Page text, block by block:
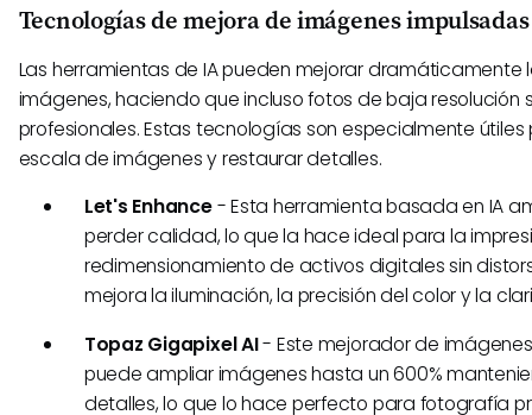
Tecnologías de mejora de imágenes
Las herramientas de IA pueden mejorar
imágenes, haciendo que incluso fotos de baja resolución
profesionales. Estas tecnologías son especialmente
escala de imágenes y restaurar detalles.
Let's Enhance- Esta herramienta basada en IA
perder calidad, lo que la hace ideal para la
redimensionamiento de activos digitales sin
mejora la iluminación, la precisión del color y la
Topaz Gigapixel AI- Este mejorador de
puede ampliar imágenes hasta un 600%
detalles, lo que lo hace perfecto para fotografía